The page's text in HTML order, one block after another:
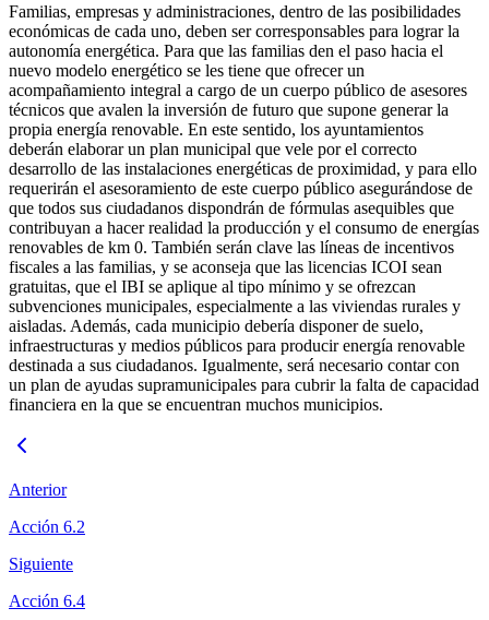
Familias, empresas y administraciones, dentro de las posibilidades
económicas de cada uno, deben ser corresponsables para lograr la
autonomía energética. Para que las familias den el paso hacia el
nuevo modelo energético se les tiene que ofrecer un
acompañamiento integral a cargo de un cuerpo público de asesores
técnicos que avalen la inversión de futuro que supone generar la
propia energía renovable. En este sentido, los ayuntamientos
deberán elaborar un plan municipal que vele por el correcto
desarrollo de las instalaciones energéticas de proximidad, y para ello
requerirán el asesoramiento de este cuerpo público asegurándose de
que todos sus ciudadanos dispondrán de fórmulas asequibles que
contribuyan a hacer realidad la producción y el consumo de energías
renovables de km 0. También serán clave las líneas de incentivos
fiscales a las familias, y se aconseja que las licencias ICOI sean
gratuitas, que el IBI se aplique al tipo mínimo y se ofrezcan
subvenciones municipales, especialmente a las viviendas rurales y
aisladas. Además, cada municipio debería disponer de suelo,
infraestructuras y medios públicos para producir energía renovable
destinada a sus ciudadanos. Igualmente, será necesario contar con
un plan de ayudas supramunicipales para cubrir la falta de capacidad
financiera en la que se encuentran muchos municipios.
Anterior
Acción 6.2
Siguiente
Acción 6.4